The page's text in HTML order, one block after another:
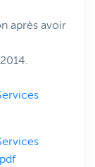
après avoir